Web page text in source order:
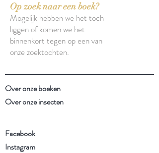
Op zoek naar een boek?
Mogelijk hebben we het toch
liggen of komen we het
binnenkort tegen op een van
onze zoektochten.
Over onze boeken
Over onze insecten
Facebook
Instagram